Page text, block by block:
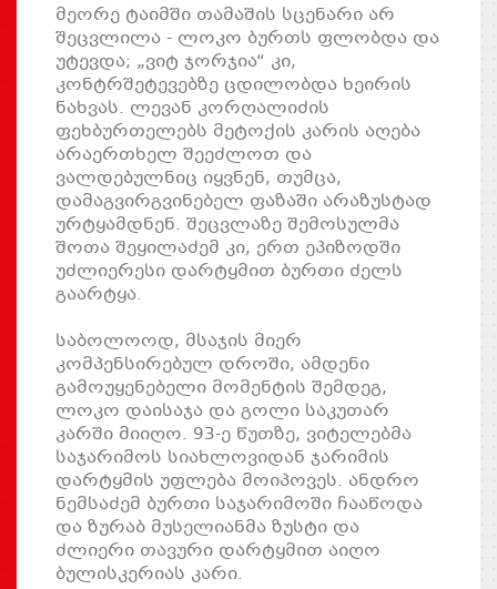
მეორე ტაიმში თამაშის სცენარი არ
შეცვლილა - ლოკო ბურთს ფლობდა და
უტევდა; „ვიტ ჯორჯია“ კი,
კონტრშეტევებზე ცდილობდა ხეირის
ნახვას. ლევან კორღალიძის
ფეხბურთელებს მეტოქის კარის აღება
არაერთხელ შეეძლოთ და
ვალდებულნიც იყვნენ, თუმცა,
დამაგვირგვინებელ ფაზაში არაზუსტად
ურტყამდნენ. შეცვლაზე შემოსულმა
შოთა შეყილაძემ კი, ერთ ეპიზოდში
უძლიერესი დარტყმით ბურთი ძელს
გაარტყა.
საბოლოოდ, მსაჯის მიერ
კომპენსირებულ დროში, ამდენი
გამოუყენებელი მომენტის შემდეგ,
ლოკო დაისაჯა და გოლი საკუთარ
კარში მიიღო. 93-ე წუთზე, ვიტელებმა
საჯარიმოს სიახლოვიდან ჯარიმის
დარტყმის უფლება მოიპოვეს. ანდრო
ნემსაძემ ბურთი საჯარიმოში ჩააწოდა
და ზურაბ მუსელიანმა ზუსტი და
ძლიერი თავური დარტყმით აიღო
ბულისკერიას კარი.